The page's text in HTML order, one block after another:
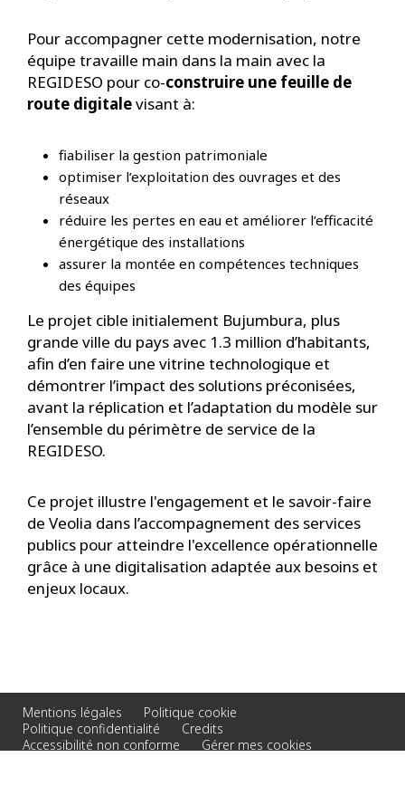
Pour accompagner cette modernisation, notre
équipe travaille main dans la main avec la
REGIDESO pour co-construire une feuille de
route digitalevisant à:
fiabiliser la gestion patrimoniale
optimiser l’exploitation des ouvrages et des
réseaux
réduire les pertes en eau et améliorer l’efficacité
énergétique des installations
assurer la montée en compétences techniques
des équipes
Le projet cible initialement Bujumbura, plus
grande ville du pays avec 1.3 million d’habitants,
afin d’en faire une vitrine technologique et
démontrer l’impact des solutions préconisées,
avant la réplication et l’adaptation du modèle sur
l’ensemble du périmètre de service de la
REGIDESO.
Ce projet illustre l'engagement et le savoir-faire
de Veolia dans l’accompagnement des services
publics pour atteindre l'excellence opérationnelle
grâce à une digitalisation adaptée aux besoins et
enjeux locaux.
Mentions légales
Politique cookie
Politique confidentialité
Credits
Accessibilité non conforme
Gérer mes cookies